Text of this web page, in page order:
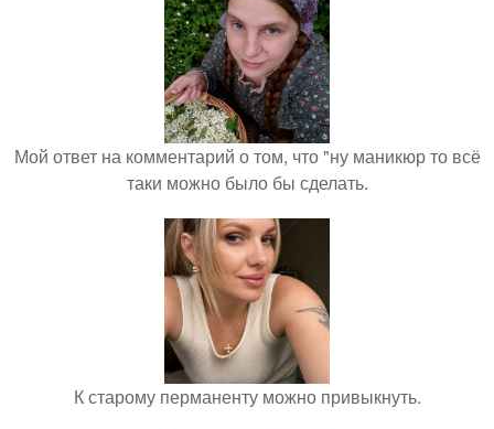
Мой ответ на комментарий о том, что "ну маникюр то всё
таки можно было бы сделать.
К старому перманенту можно привыкнуть.